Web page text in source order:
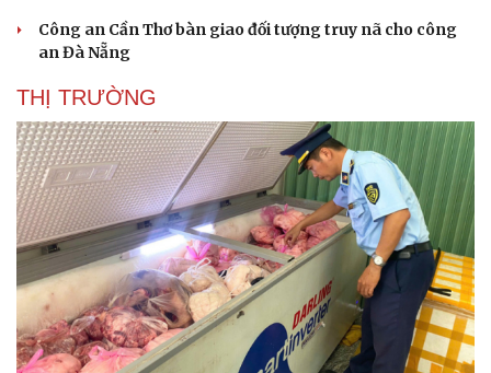
Du lịch
Tư vấn
Săn Tour
check-in
Podcast
Câu chuyện thời sự
Đọc truyện đêm khuya
Cửa sổ tình yêu
Kể chuyện cho bé
Hạt giống tâm hồn
Công an Cần Thơ bàn giao đối tượng truy nã cho công
an Đà Nẵng
THỊ TRƯỜNG